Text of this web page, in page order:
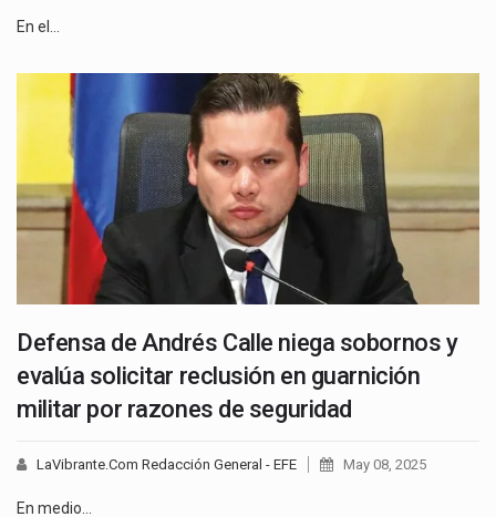
En el…
Defensa de Andrés Calle niega sobornos y
evalúa solicitar reclusión en guarnición
militar por razones de seguridad
LaVibrante.Com Redacción General - EFE May 08, 2025
En medio…